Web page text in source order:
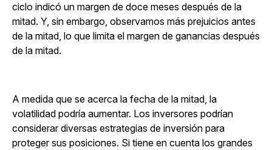
ciclo indicó un margen de doce meses después de la
mitad. Y, sin embargo, observamos más prejuicios antes
de la mitad, lo que limita el margen de ganancias después
de la mitad.
A medida que se acerca la fecha de la mitad, la
volatilidad podría aumentar. Los inversores podrían
considerar diversas estrategias de inversión para
proteger sus posiciones. Si tiene en cuenta los grandes